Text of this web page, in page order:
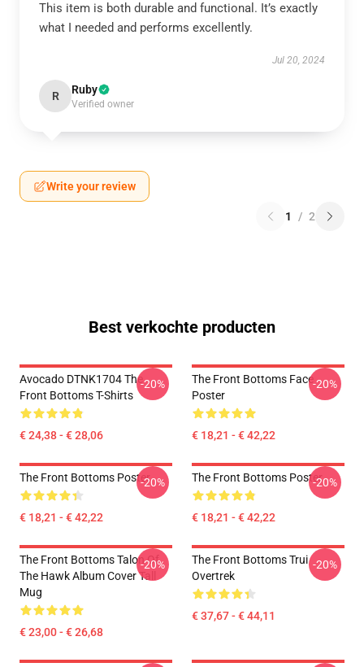
This item is both durable and functional. It’s exactly
what I needed and performs excellently.
Jul 20, 2024
R Ruby
Verified owner
Write your review
1 / 2
Best verkochte producten
Avocado DTNK1704 The
Front Bottoms T-Shirts
€ 24,38 - € 28,06
-20%
The Front Bottoms Face
Poster
€ 18,21 - € 42,22
-20%
The Front Bottoms Poster
€ 18,21 - € 42,22
-20% The Front Bottoms Poster
€ 18,21 - € 42,22
-20%
The Front Bottoms Talon Of
The Hawk Album Cover Tall
Mug
€ 23,00 - € 26,68
-20%
The Front Bottoms Trui
Overtrek
€ 37,67 - € 44,11
-20%